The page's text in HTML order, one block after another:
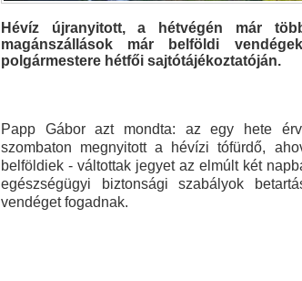
Hévíz újranyitott, a hétvégén már
magánszállások már belföldi
polgármestere hétfői sajtótájékoztatóján.
Papp Gábor azt mondta: az egy hete
szombaton megnyitott a hévízi tófürdő,
belföldiek - váltottak jegyet az elmúlt két
egészségügyi biztonsági szabályok
vendéget fogadnak.